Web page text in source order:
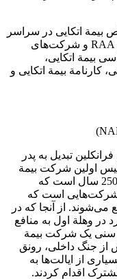
اتکایی در سراسر
کشور برگزار می‌شود. همایش‌های اعضای RAA و شرکت‌های
بیمة اتکایی،
کارنامة بیمة اتکایی و
فرانکلین تبدیل به پدر
اولین شرکت بیمة
متقابل موفق در آمریکا کمک کرد. بیش از 250 سال است که
شرکت‌هایی است که
از آنجا که در
در وهلة اول به منافع
سنی یک شرکت بیمة
120 سال است. پس از جنگ داخلی، رونق
از ایالت‌ها به
اقدام کردند.